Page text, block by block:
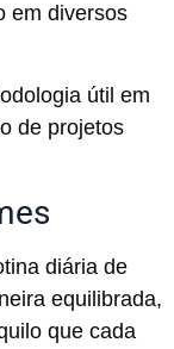
em diversos
útil em
de projetos
diária de
equilibrada,
que cada